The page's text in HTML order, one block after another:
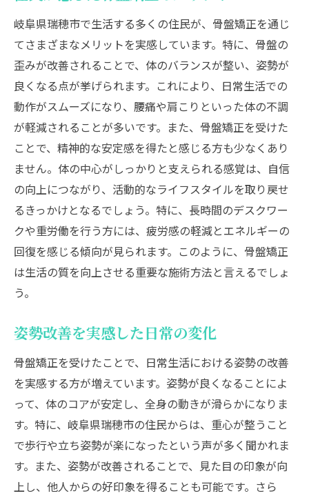
岐阜県瑞穂市で生活する多くの住民が、骨盤矯正を通じ
てさまざまなメリットを実感しています。特に、骨盤の
歪みが改善されることで、体のバランスが整い、姿勢が
良くなる点が挙げられます。これにより、日常生活での
動作がスムーズになり、腰痛や肩こりといった体の不調
が軽減されることが多いです。また、骨盤矯正を受けた
ことで、精神的な安定感を得たと感じる方も少なくあり
ません。体の中心がしっかりと支えられる感覚は、自信
の向上につながり、活動的なライフスタイルを取り戻せ
るきっかけとなるでしょう。特に、長時間のデスクワー
クや重労働を行う方には、疲労感の軽減とエネルギーの
回復を感じる傾向が見られます。このように、骨盤矯正
は生活の質を向上させる重要な施術方法と言えるでしょ
う。
姿勢改善を実感した日常の変化
骨盤矯正を受けたことで、日常生活における姿勢の改善
を実感する方が増えています。姿勢が良くなることによ
って、体のコアが安定し、全身の動きが滑らかになりま
す。特に、岐阜県瑞穂市の住民からは、重心が整うこと
で歩行や立ち姿勢が楽になったという声が多く聞かれま
す。また、姿勢が改善されることで、見た目の印象が向
上し、他人からの好印象を得ることも可能です。さら